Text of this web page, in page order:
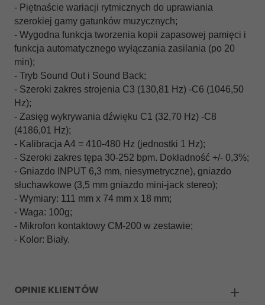
- Piętnaście wariacji rytmicznych do uprawiania
szerokiej gamy gatunków muzycznych;
- Wygodna funkcja tworzenia kopii zapasowej pamięci i
funkcja automatycznego wyłączania zasilania (po 20
min);
- Tryb Sound Out i Sound Back;
- Szeroki zakres strojenia C3 (130,81 Hz) -C6 (1046,50
Hz);
- Zasięg wykrywania dźwięku C1 (32,70 Hz) -C8
(4186,01 Hz);
- Kalibracja A4 = 410-480 Hz (jednostki 1 Hz);
- Szeroki zakres tępa 30-252 bpm. Dokładność +/- 0,3%;
- Gniazdo INPUT 6,3 mm, niesymetryczne), gniazdo
słuchawkowe (3,5 mm gniazdo mini-jack stereo);
- Wymiary: 111 mm x 74 mm x 18 mm;
- Waga: 100g;
- Mikrofon kontaktowy CM-200 w zestawie;
- Kolor: Biały.
OPINIE KLIENTÓW